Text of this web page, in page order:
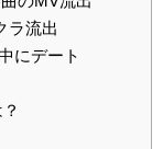
流出
にデート